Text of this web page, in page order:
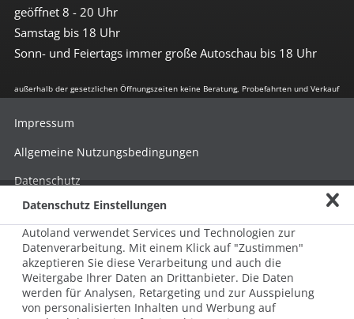
geöffnet 8 - 20 Uhr
Samstag bis 18 Uhr
Sonn- und Feiertags immer große Autoschau bis 18 Uhr
außerhalb der gesetzlichen Öffnungszeiten keine Beratung, Probefahrten und Verkauf
© 2026 AUTOLAND 24 SE & Co. Betriebs KG
Werner-von-Siemens-Str. 2, 06796 Brehna, Deutschland
Impressum
Allgemeine Nutzungsbedingungen
Datenschutz
Hinweisgebersystem nach HinSchG
Beschwerde nach LkSG
Grundsatzerklärung zum LkSG
Datenschutz Einstellungen
Autoland verwendet Services und Technologien zur
Datenverarbeitung. Mit einem Klick auf "Zustimmen"
akzeptieren Sie diese Verarbeitung und auch die
Weitergabe Ihrer Daten an Drittanbieter. Die Daten
werden für Analysen, Retargeting und zur Ausspielung
von personalisierten Inhalten und Werbung auf